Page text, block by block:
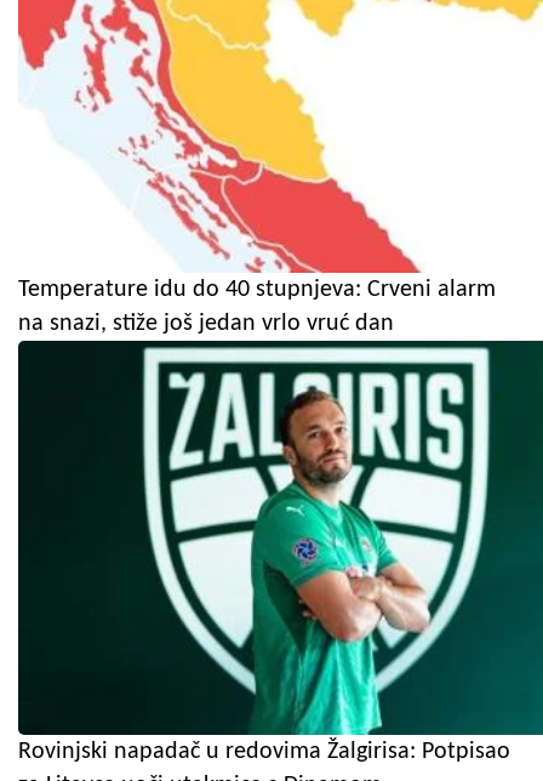
Temperature idu do 40 stupnjeva: Crveni alarm
na snazi, stiže još jedan vrlo vruć dan
Rovinjski napadač u redovima Žalgirisa: Potpisao